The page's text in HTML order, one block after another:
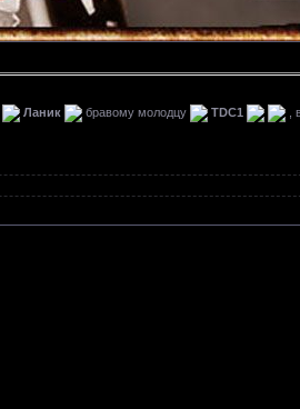
Ланик бравому молодцу TDC1
,